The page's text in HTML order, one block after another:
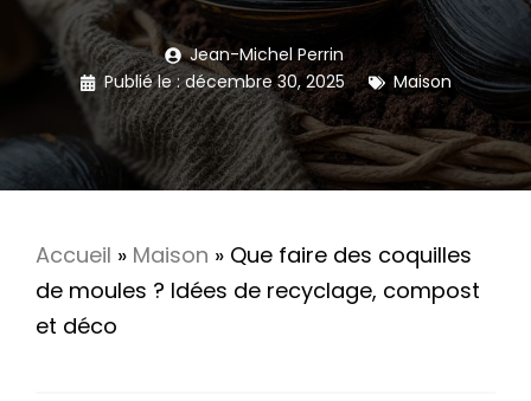
Jean-Michel Perrin
Publié le :décembre 30, 2025 Maison
Accueil » Maison » Que faire des coquilles
de moules ? Idées de recyclage, compost
et déco